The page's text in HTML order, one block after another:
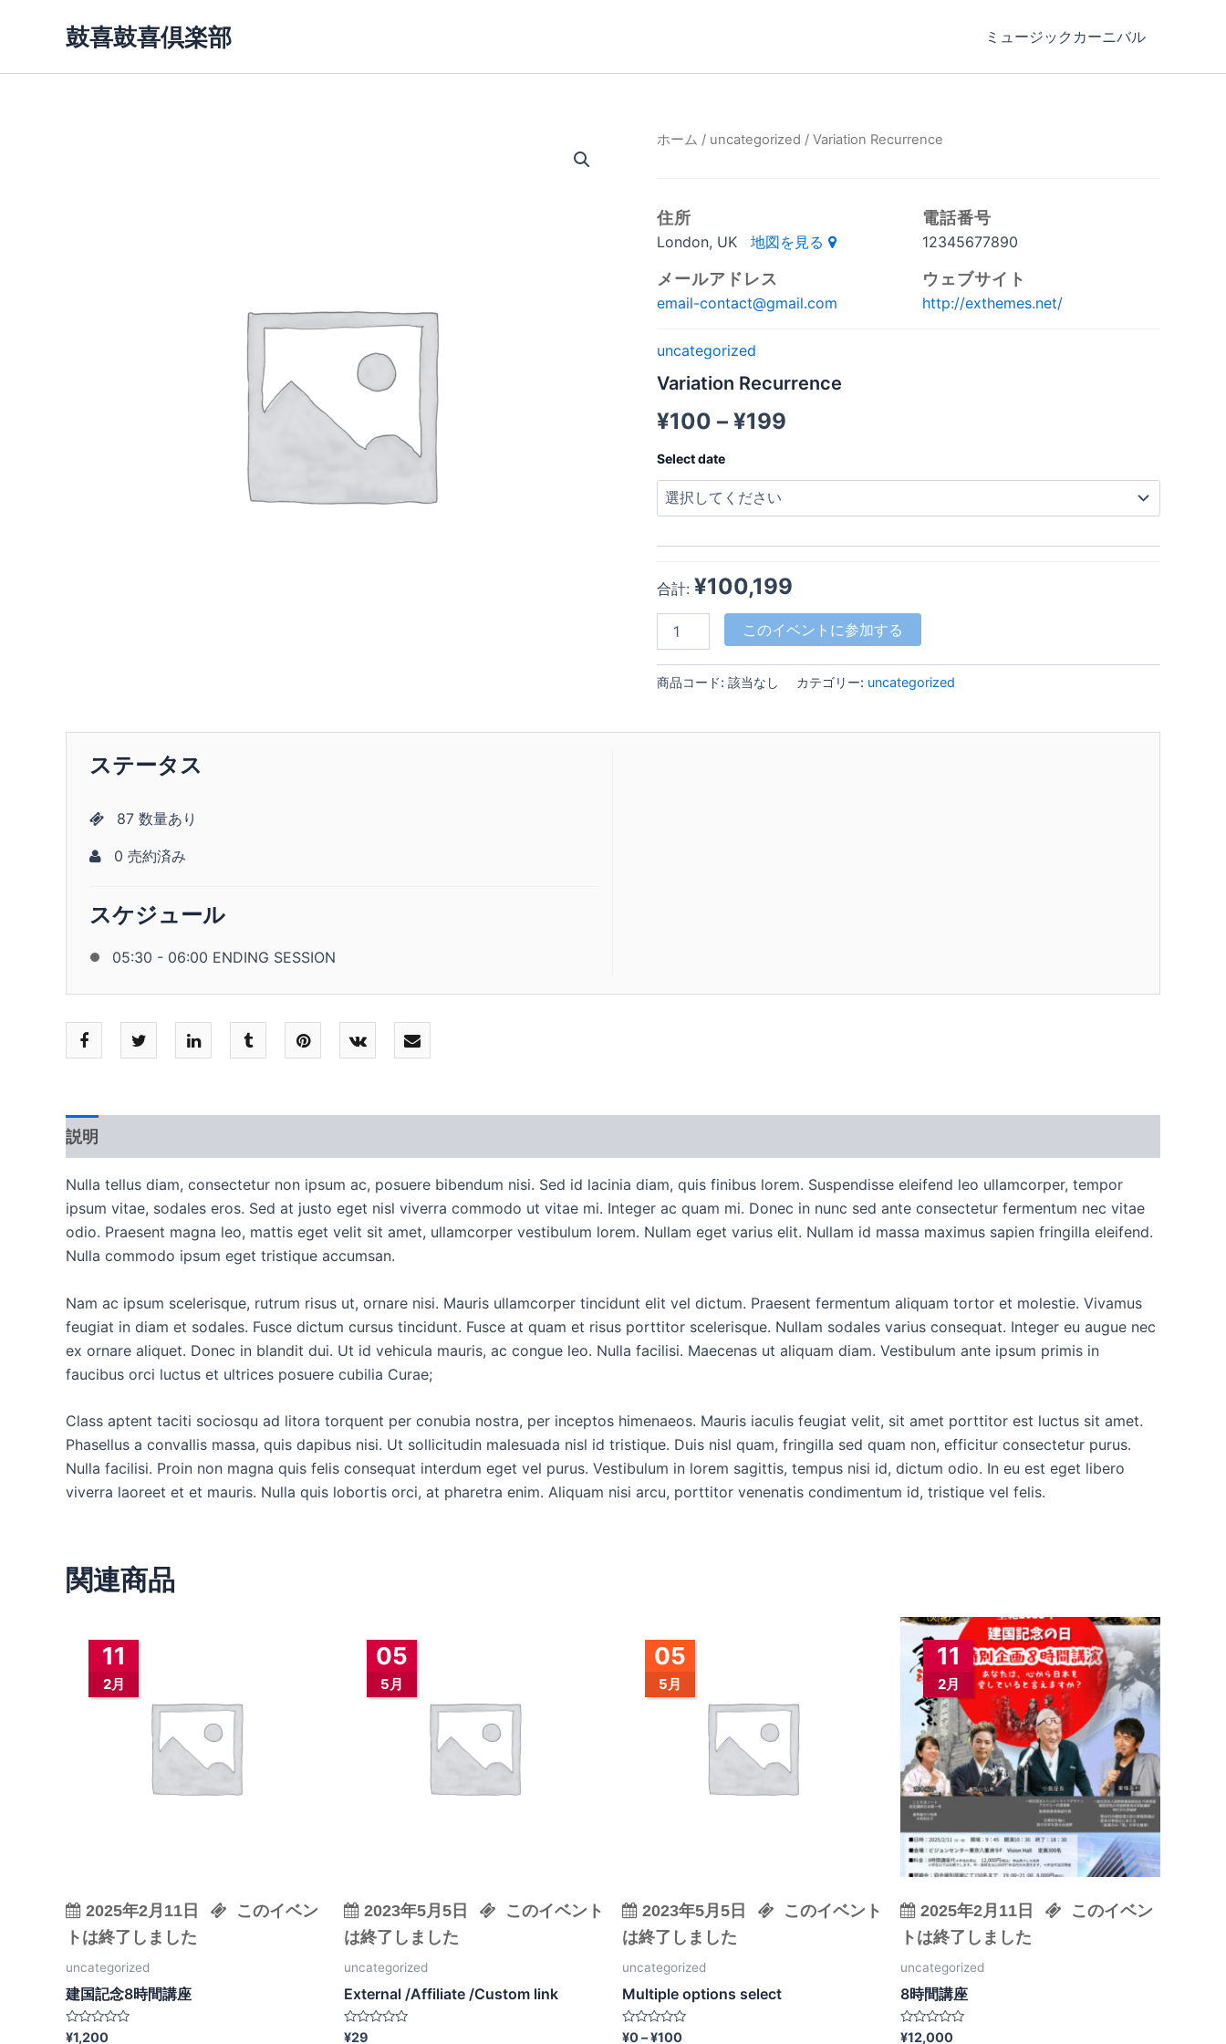
鼓喜鼓喜倶楽部 ミュージックカーニバル
ホーム / uncategorized / Variation Recurrence
住所
London, UK 地図を見る
電話番号
12345677890
メールアドレス
email-contact@gmail.com
ウェブサイト
http://exthemes.net/
uncategorized
Variation Recurrence
¥100 – ¥199
価
¥100
Select date
合計: ¥100,199
Variation
このイベントに参加する
商品コード: 該当なし カテゴリー: uncategorized
ステータス
87 数量あり
0 売約済み
スケジュール
05:30 - 06:00 ENDING SESSION
説明
Nulla tellus diam, consectetur non ipsum ac, posuere bibendum nisi. Sed id lacinia diam, quis finibus lorem. Suspendisse eleifend leo ullamcorper, tempor
ipsum vitae, sodales eros. Sed at justo eget nisl viverra commodo ut vitae mi. Integer ac quam mi. Donec in nunc sed ante consectetur fermentum nec vitae
odio. Praesent magna leo, mattis eget velit sit amet, ullamcorper vestibulum lorem. Nullam eget varius elit. Nullam id massa maximus sapien fringilla eleifend.
Nulla commodo ipsum eget tristique accumsan.
Nam ac ipsum scelerisque, rutrum risus ut, ornare nisi. Mauris ullamcorper tincidunt elit vel dictum. Praesent fermentum aliquam tortor et molestie. Vivamus
feugiat in diam et sodales. Fusce dictum cursus tincidunt. Fusce at quam et risus porttitor scelerisque. Nullam sodales varius consequat. Integer eu augue nec
ex ornare aliquet. Donec in blandit dui. Ut id vehicula mauris, ac congue leo. Nulla facilisi. Maecenas ut aliquam diam. Vestibulum ante ipsum primis in
faucibus orci luctus et ultrices posuere cubilia Curae;
Class aptent taciti sociosqu ad litora torquent per conubia nostra, per inceptos himenaeos. Mauris iaculis feugiat velit, sit amet porttitor est luctus sit amet.
Phasellus a convallis massa, quis dapibus nisi. Ut sollicitudin malesuada nisl id tristique. Duis nisl quam, fringilla sed quam non, efficitur consectetur purus.
Nulla facilisi. Proin non magna quis felis consequat interdum eget vel purus. Vestibulum in lorem sagittis, tempus nisi id, dictum odio. In eu est eget libero
viverra laoreet et et mauris. Nulla quis lobortis orci, at pharetra enim. Aliquam nisi arcu, porttitor venenatis condimentum id, tristique vel felis.
関連商品
11
2月
2025年2月11日
このイベン
トは終了しました
uncategorized
建国記念8時間講座
5
¥1,200
05
5月
2023年5月5日
このイベント
は終了しました
uncategorized
External /Affiliate /Custom link
5
¥29
05
5月
2023年5月5日
このイベント
は終了しました
uncategorized
Multiple options select
5
¥0–¥100
格
帯:
¥0
¥100
品
に
数
ー
11
2月
2025年2月11日
このイベン
トは終了しました
uncategorized
8時間講座
5
¥12,000